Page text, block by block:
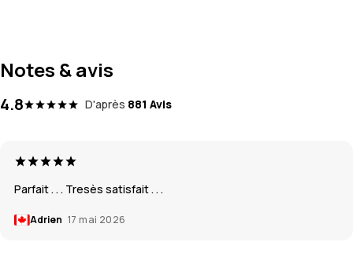
Notes & avis
4.8 D'après 881 Avis
Parfait . . . Tresès satisfait . . .
Adrien 17 mai 2026